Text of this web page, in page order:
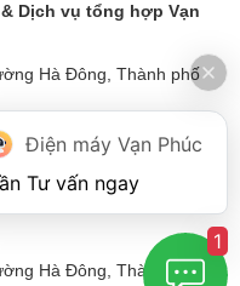
Dịch vụ tổng hợp Vạn
Hà Đông, Thành phố
Số 187 Đường Minh
Hà Đông, Thành phố
Điện máy Vạn Phúc
1